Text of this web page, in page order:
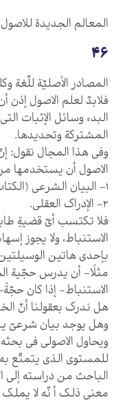
المعالم الجديدة
46
المصادر الأصليّة للّغة
فلابدّ لعلم الاصول إذن
البدء وسائل الإثبات
المشتركة وتحديدها.
وفي هذا المجال نقول:
الاصول أن يستخدمها
1- البيان الشرعي (الكتاب والسنّة).
2- الإدراك العقلي.
فلا تكتسب أيّ قضيةٍ
الاستنباط، ولا يجوز
بإحدى هاتين
مثلًا- أن يدرس حجّية
الاستنباط- إذا كان
هل ندرك بعقولنا أنّ
وهل يوجد بيان شرعيّ
ويحاول الاصولي في
للمستوى الذي يتمتّع به
الباحث من دراسته إلى
معنى ذلك أ نّه لا يملك